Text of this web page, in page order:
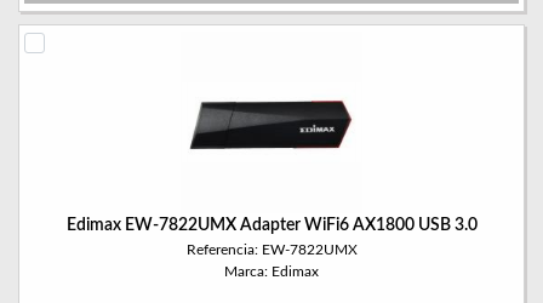
Edimax EW-7822UMX Adapter WiFi6 AX1800 USB 3.0
Referencia: EW-7822UMX
Marca: Edimax